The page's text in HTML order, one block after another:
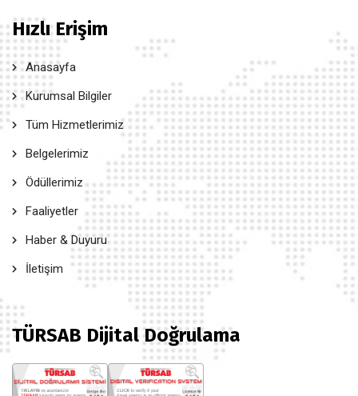
Hızlı Erişim
Anasayfa
Kurumsal Bilgiler
Tüm Hizmetlerimiz
Belgelerimiz
Ödüllerimiz
Faaliyetler
Haber & Duyuru
İletişim
TÜRSAB Dijital Doğrulama